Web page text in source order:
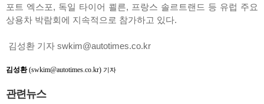
포트 엑스포, 독일 타이어 쾰른, 프랑스 솔르트랜드 등 유럽 주요
상용차 박람회에 지속적으로 참가하고 있다.
김성환 기자 swkim@autotimes.co.kr
김성환(swkim@autotimes.co.kr) 기자
관련뉴스